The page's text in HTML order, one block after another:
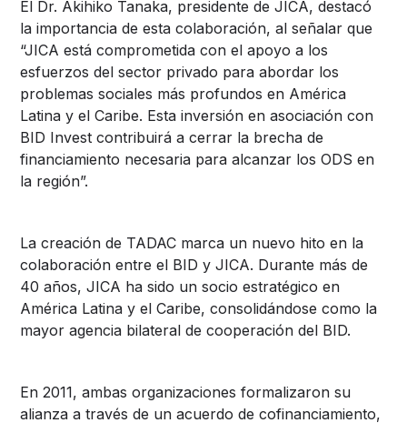
El Dr. Akihiko Tanaka, presidente de JICA, destacó
la importancia de esta colaboración, al señalar que
“JICA está comprometida con el apoyo a los
esfuerzos del sector privado para abordar los
problemas sociales más profundos en América
Latina y el Caribe. Esta inversión en asociación con
BID Invest contribuirá a cerrar la brecha de
financiamiento necesaria para alcanzar los ODS en
la región”.
La creación de TADAC marca un nuevo hito en la
colaboración entre el BID y JICA. Durante más de
40 años, JICA ha sido un socio estratégico en
América Latina y el Caribe, consolidándose como la
mayor agencia bilateral de cooperación del BID.
En 2011, ambas organizaciones formalizaron su
alianza a través de un acuerdo de cofinanciamiento,